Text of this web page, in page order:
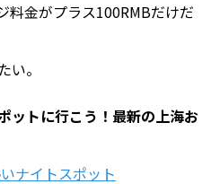
料金がプラス100RMBだけだ
い。
ットに行こう！最新の上海お
ナイトスポット